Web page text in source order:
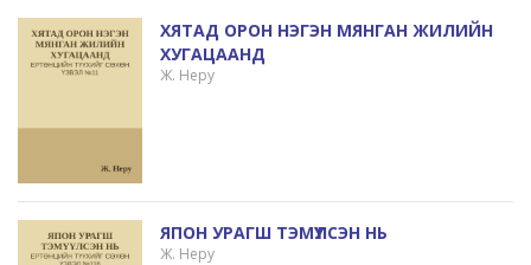
ХЯТАД ОРОН НЭГЭН МЯНГАН ЖИЛИЙН
ХУГАЦААНД
Ж. Неру
ЯПОН УРАГШ ТЭМҮҮЛСЭН НЬ
Ж. Неру